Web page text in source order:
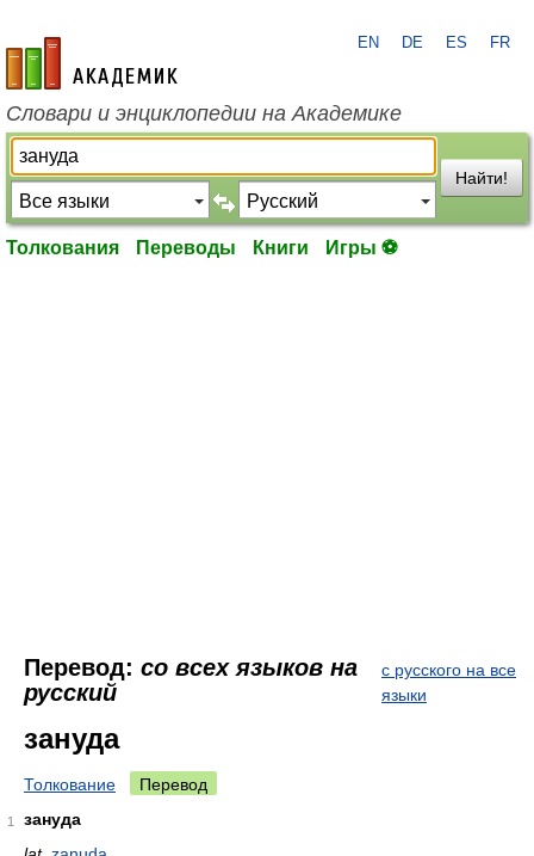
academic.ru
EN DE ES FR
Словари и энциклопедии на Академике
Найти!
Толкования Переводы Книги Игры ⚽
Перевод: со всех языков на
русский
с русского на все
языки
зануда
Толкование Перевод
1
зануда